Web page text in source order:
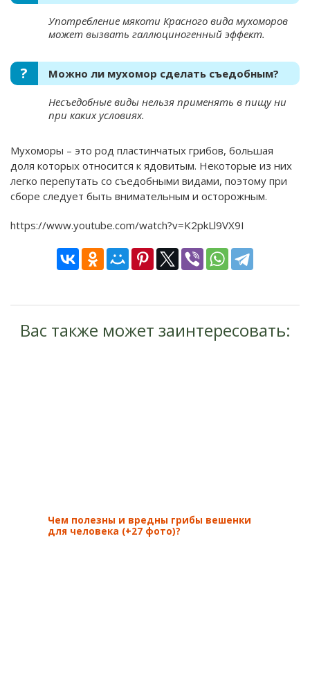
Употребление мякоти Красного вида мухоморов
может вызвать галлюциногенный эффект.
Можно ли мухомор сделать съедобным?
Несъедобные виды нельзя применять в пищу ни
при каких условиях.
Мухоморы – это род пластинчатых грибов, большая
доля которых относится к ядовитым. Некоторые из них
легко перепутать со съедобными видами, поэтому при
сборе следует быть внимательным и осторожным.
https://www.youtube.com/watch?v=K2pkLl9VX9I
Вас также может заинтересовать:
Чем полезны и вредны грибы вешенки
для человека (+27 фото)?